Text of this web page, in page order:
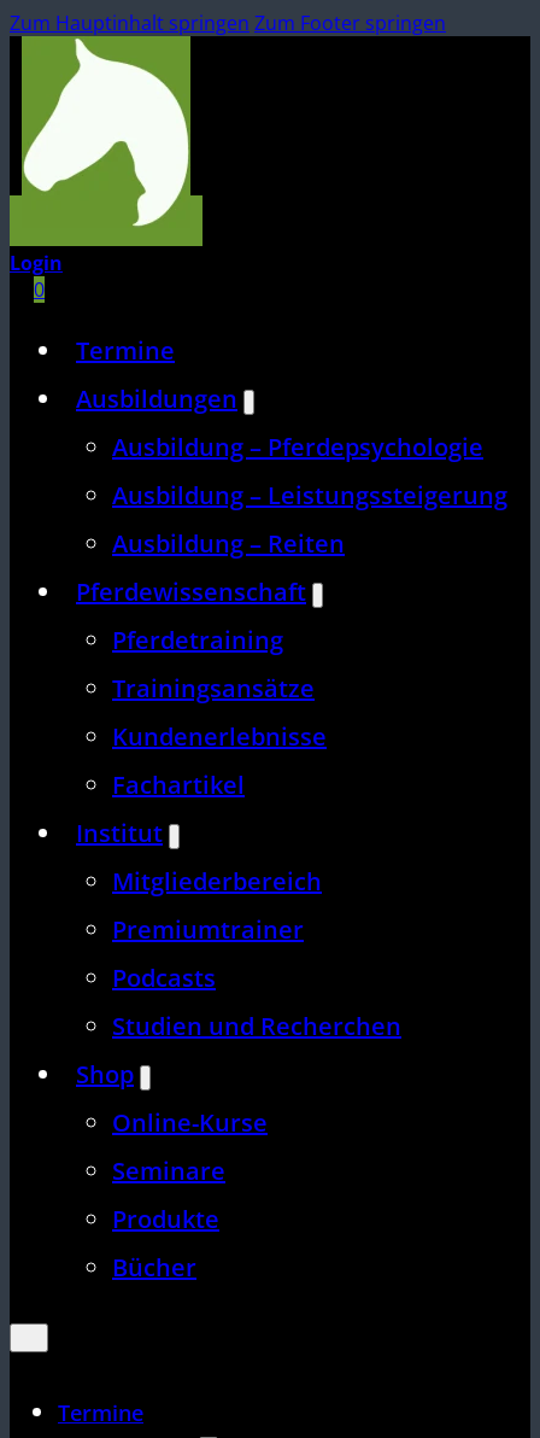
Zum Hauptinhalt springen Zum Footer springen
Login
0
Termine
Ausbildungen
Ausbildung – Pferdepsychologie
Ausbildung – Leistungssteigerung
Ausbildung – Reiten
Pferdewissenschaft
Pferdetraining
Trainingsansätze
Kundenerlebnisse
Fachartikel
Institut
Mitgliederbereich
Premiumtrainer
Podcasts
Studien und Recherchen
Shop
Online-Kurse
Seminare
Produkte
Bücher
Termine